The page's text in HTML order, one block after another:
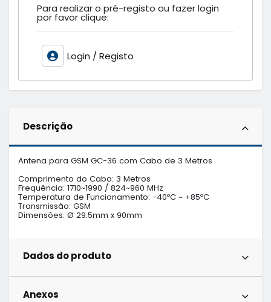
Para realizar o pré-registo ou fazer login
por favor clique:
Login / Registo
Descrição
Antena para GSM GC-36 com Cabo de 3 Metros
Comprimento do Cabo: 3 Metros
Frequência: 1710~1990 / 824~960 MHz
Temperatura de Funcionamento: -40ºC ~ +85ºC
Transmissão: GSM
Dimensões: Ø 29.5mm x 90mm
Dados do produto
Anexos